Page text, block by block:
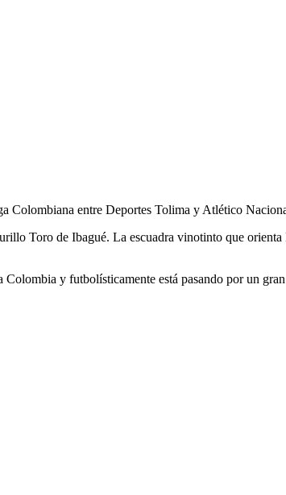
Colombiana entre Deportes Tolima y Atlético
Toro de Ibagué. La escuadra vinotinto que
y futbolísticamente está pasando por un